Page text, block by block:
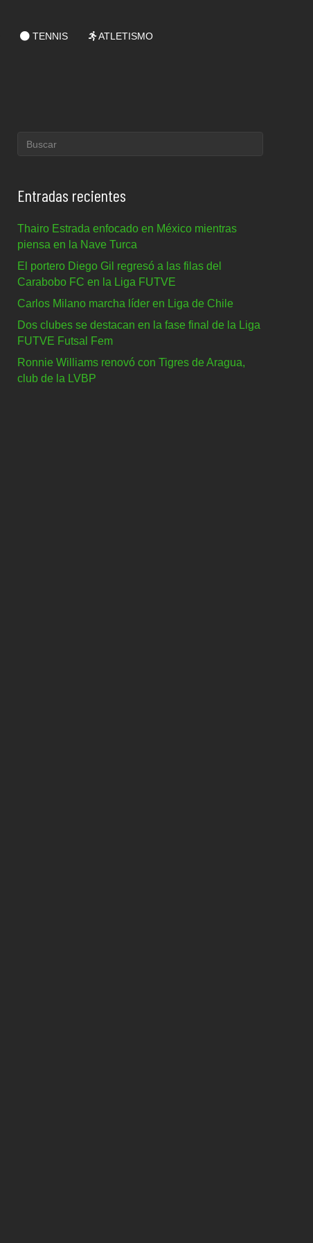
TENNIS ATLETISMO
Entradas recientes
Thairo Estrada enfocado en México mientras
piensa en la Nave Turca
El portero Diego Gil regresó a las filas del
Carabobo FC en la Liga FUTVE
Carlos Milano marcha líder en Liga de Chile
Dos clubes se destacan en la fase final de la Liga
FUTVE Futsal Fem
Ronnie Williams renovó con Tigres de Aragua,
club de la LVBP